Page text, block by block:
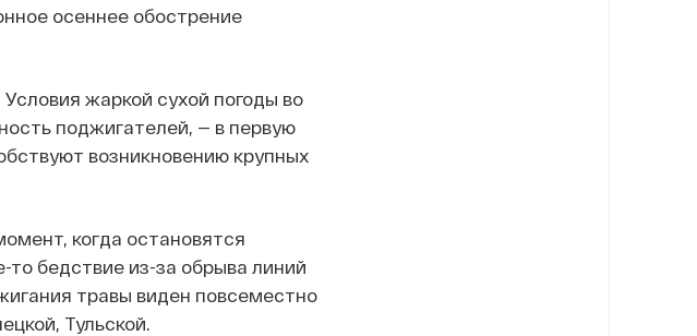
осеннее обострение
жаркой сухой погоды во
поджигателей, — в первую
возникновению крупных
когда остановятся
бедствие из-за обрыва линий
травы виден повсеместно
Тульской.